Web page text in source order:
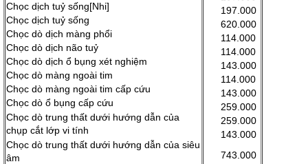
Chọc dịch tuỷ sống[Nhi]
Chọc dịch tuỷ sống
Chọc dò dịch màng phổi
Chọc dò dịch não tuỷ
Chọc dò dịch ổ bụng xét nghiệm
Chọc dò màng ngoài tim
Chọc dò màng ngoài tim cấp cứu
Chọc dò ổ bụng cấp cứu
Chọc dò trung thất dưới hướng dẫn của
chụp cắt lớp vi tính
Chọc dò trung thất dưới hướng dẫn của siêu
âm
197.000
620.000
114.000
114.000
143.000
114.000
143.000
259.000
259.000
143.000
743.000